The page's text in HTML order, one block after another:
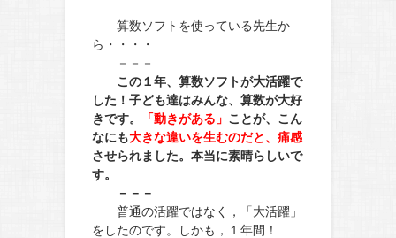
算数ソフトを使っている先生か
ら・・・・
－－－
この１年、算数ソフトが大活躍で
した！子ども達はみんな、算数が大好
きです。
「動きがある」 ことが、こん
なにも大きな違いを生むのだと、痛感
させられました。本当に素晴らしいで
す。
－－－
普通の活躍ではなく，「大活躍」
をしたのです。しかも，１年間！